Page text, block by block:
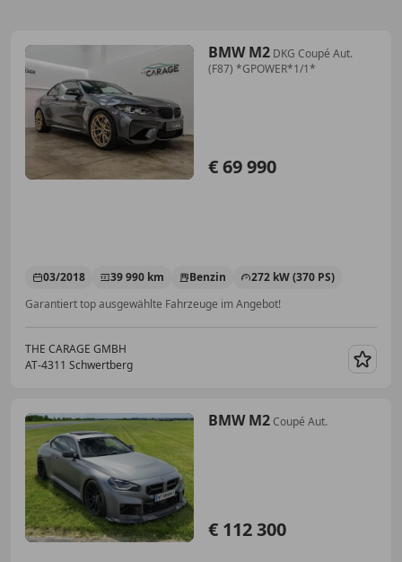
BMW M2 DKG Coupé Aut.
(F87) *GPOWER*1/1*
€ 69 990
03/2018 39 990 km Benzin
272 kW (370 PS)
Garantiert top ausgewählte Fahrzeuge im Angebot!
THE CARAGE GMBH
AT-4311 Schwertberg
BMW M2Coupé Aut.
€ 112 300